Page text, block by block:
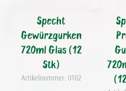
Specht
Gewürzgurken
720ml Glas (12
Stk)
Artikelnummer: 0102